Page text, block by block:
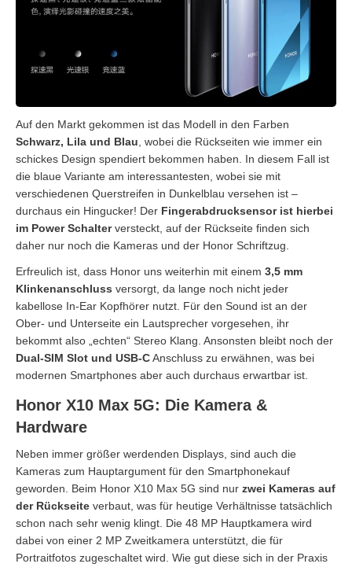
Auf den Markt gekommen ist das Modell in den Farben
Schwarz, Lila und Blau, wobei die Rückseiten wie immer ein
schickes Design spendiert bekommen haben. In diesem Fall ist
die blaue Variante am interessantesten, wobei sie mit
verschiedenen Querstreifen in Dunkelblau versehen ist –
durchaus ein Hingucker! Der Fingerabdrucksensor ist hierbei
im Power Schalterversteckt, auf der Rückseite finden sich
daher nur noch die Kameras und der Honor Schriftzug.
Erfreulich ist, dass Honor uns weiterhin mit einem 3,5 mm
Klinkenanschluss versorgt, da lange noch nicht jeder
kabellose In-Ear Kopfhörer nutzt. Für den Sound ist an der
Ober- und Unterseite ein Lautsprecher vorgesehen, ihr
bekommt also „echten“ Stereo Klang. Ansonsten bleibt noch der
Dual-SIM Slot und USB-CAnschluss zu erwähnen, was bei
modernen Smartphones aber auch durchaus erwartbar ist.
Honor X10 Max 5G: Die Kamera &
Hardware
Neben immer größer werdenden Displays, sind auch die
Kameras zum Hauptargument für den Smartphonekauf
geworden. Beim Honor X10 Max 5G sind nur zwei Kameras auf
der Rückseite verbaut, was für heutige Verhältnisse tatsächlich
schon nach sehr wenig klingt. Die 48 MP Hauptkamera wird
dabei von einer 2 MP Zweitkamera unterstützt, die für
Portraitfotos zugeschaltet wird. Wie gut diese sich in der Praxis